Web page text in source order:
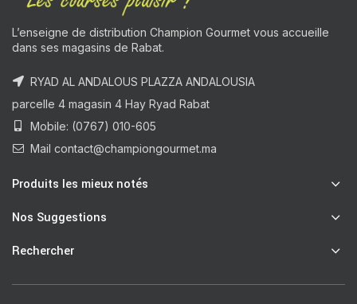
L’enseigne de distribution Champion Gourmet vous accueille
dans ses magasins de Rabat.
RYAD AL ANDALOUS PLAZZA ANDALOUSIA
parcelle 4 magasin 4 Hay Ryad Rabat
Mobile: (0767) 010-605
Mail contact@championgourmet.ma
Produits les mieux notés
Nos Suggestions
Rechercher